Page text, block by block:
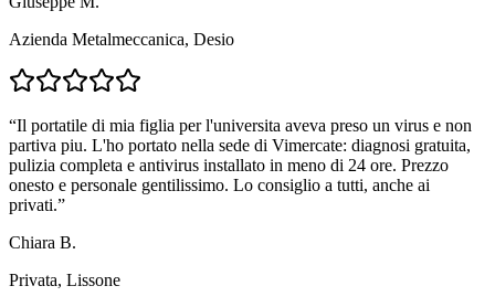
Azienda Metalmeccanica, Desio
“Il portatile di mia figlia per l'universita aveva preso un virus e non
partiva piu. L'ho portato nella sede di Vimercate: diagnosi gratuita,
pulizia completa e antivirus installato in meno di 24 ore. Prezzo
onesto e personale gentilissimo. Lo consiglio a tutti, anche ai
privati.”
Chiara B.
Privata, Lissone